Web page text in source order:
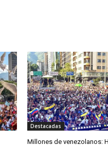
Destacadas
Millones de venezolanos: